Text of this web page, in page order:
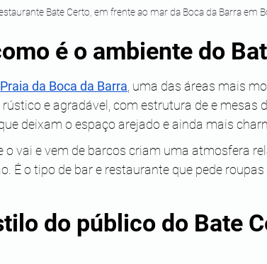
Bate Certo, em frente ao mar da Boca da Barra em
é o ambiente do
Praia da Boca da Barra, uma das áreas mais
e agradável, com estrutura de e mesas
deixam o espaço arejado e ainda mais
o vai e vem de barcos criam uma atmosfera
É o tipo de bar e restaurante que pede
do público do Bate